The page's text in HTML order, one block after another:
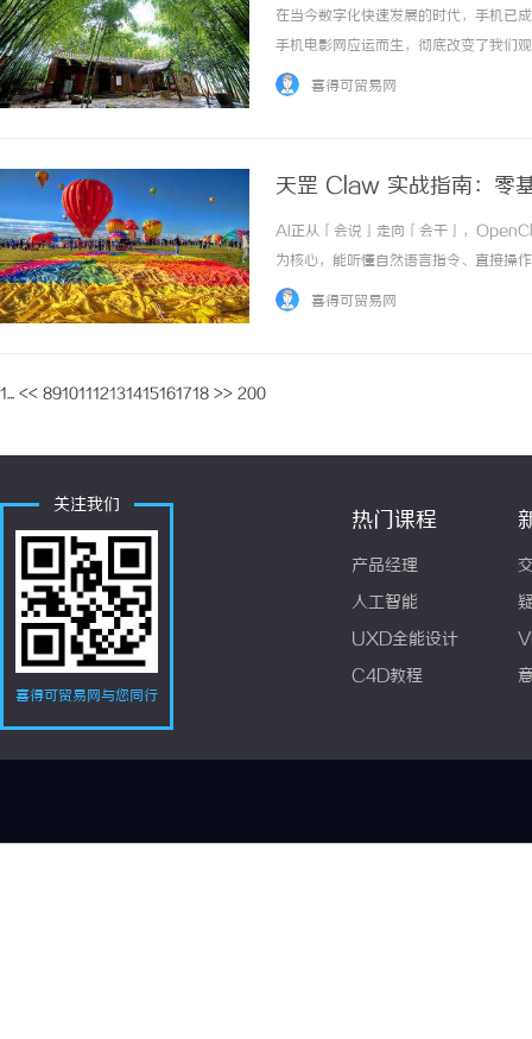
在当今数字化快速发展的时代，手机已
手机电影网应运而生，彻底改变了我们
随时随地观看电影的便利，满足了现代
喜得可贸易网
天罡 Claw 实战指南：零
AI正从「会说」走向「会干」，
为核心，能听懂自然语言指令、直接操
GitHub星标快速突破20万，成为
喜得可贸易网
1... << 89101112131415161718 >> 200
关注我们
喜得可贸易网与您同行
热门课程
产品经理
人工智能
UXD全能设计
C4D教程